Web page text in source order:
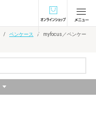
オンラインショ
ペンケース
myfocus／ペンケー